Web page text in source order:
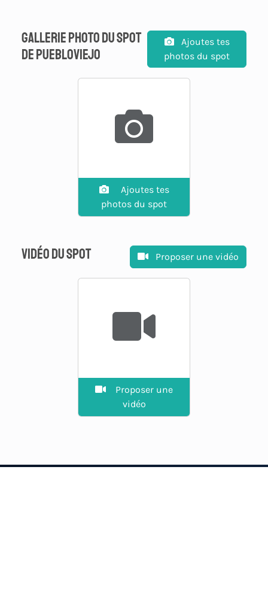
Gallerie photo du spot
de Puebloviejo
Ajoutes tes
photos du spot
Ajoutes tes
photos du spot
Vidéo du spot Proposer une vidéo
Proposer une
vidéo